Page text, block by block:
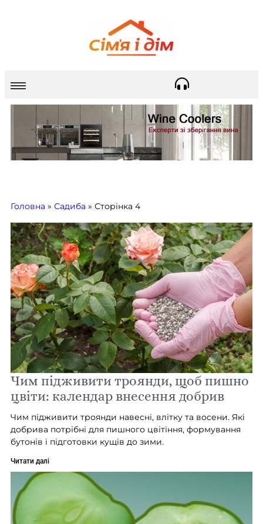
Головна » Садиба » Сторінка 4
Чим підживити троянди, щоб пишно
цвіти: календар внесення добрив
Чим підживити троянди навесні, влітку та восени. Які
добрива потрібні для пишного цвітіння, формування
бутонів і підготовки кущів до зими.
Читати далі